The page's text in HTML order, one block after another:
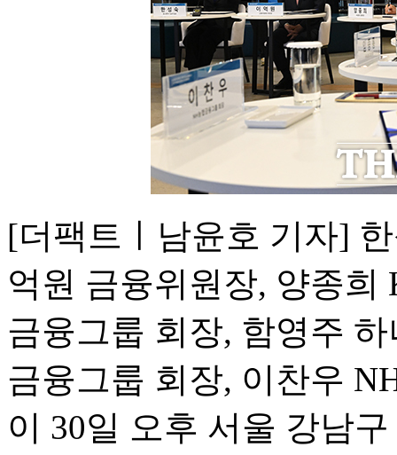
[더팩트ㅣ남윤호 기자]
억원 금융위원장, 양종
금융그룹 회장, 함영주
금융그룹 회장, 이찬우
이 30일 오후 서울 강남